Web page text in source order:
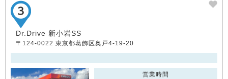
Dr.Drive 新小岩SS
〒124-0022 東京都葛飾区奥戸4-19-20
営業時間